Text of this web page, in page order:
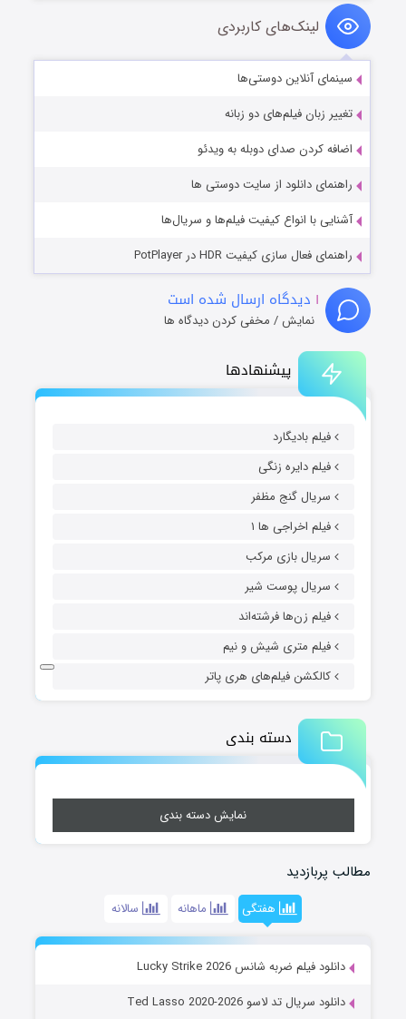
پیشنهادها
فیلم بادیگارد
فیلم دایره زنگی
سریال گنج مظفر
فیلم اخراجی ها ۱
سریال بازی مرکب
سریال پوست شیر
فیلم زن‌ها فرشته‌اند
فیلم متری شیش و نیم
کالکشن فیلم‌های هری پاتر
دسته بندی
نمایش دسته بندی
مطالب پربازدید
هفتگی ماهانه سالانه
دانلود فیلم ضربه شانس Lucky Strike 2026
دانلود سریال تد لاسو Ted Lasso 2020-2026
لینک‌های کاربردی
سینمای آنلاین دوستی‌ها
تغییر زبان فیلم‌های دو زبانه
اضافه کردن صدای دوبله به ویدئو
راهنمای دانلود از سایت دوستی ها
آشنایی با انواع کیفیت فیلم‌ها و سریال‌ها
راهنمای فعال سازی کیفیت HDR در PotPlayer
۱ دیدگاه ارسال شده است
نمایش / مخفی کردن دیدگاه ها